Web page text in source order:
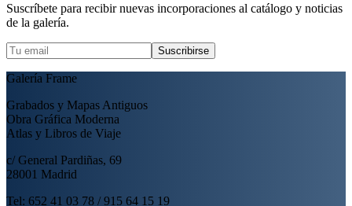
Suscríbete para recibir nuevas incorporaciones al catálogo y noticias
de la galería.
Suscribirse
Galería Frame
Grabados y Mapas Antiguos
Obra Gráfica Moderna
Atlas y Libros de Viaje
c/ General Pardiñas, 69
28001 Madrid
Tel: 652 41 03 78 / 915 64 15 19